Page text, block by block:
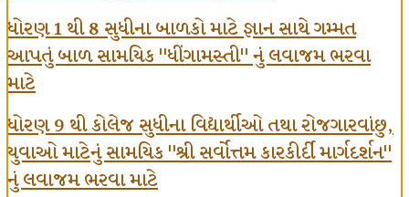
ધોરણ 1 થી 8 સુધીના બાળકો માટે જ્ઞાન સાથે ગમ્મત
આપતું બાળ સામયિક "ધીંગામસ્તી" નું લવાજમ ભરવા
માટે
ધોરણ 9 થી કોલેજ સુધીના વિદ્યાર્થીઓ તથા રોજગારવાંછુ,
યુવાઓ માટેનું સામયિક "શ્રી સર્વોત્તમ કારકીર્દી માર્ગદર્શન"
નું લવાજમ ભરવા માટે